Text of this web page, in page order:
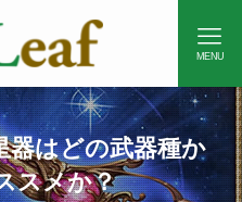
MENU
器はどの武器種か
スメか？